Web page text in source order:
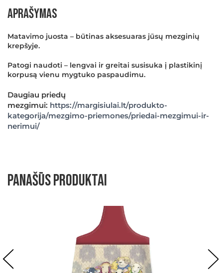
Aprašymas
Matavimo juosta – būtinas aksesuaras jūsų mezginių
krepšyje.
Patogi naudoti – lengvai ir greitai susisuka į plastikinį
korpusą vienu mygtuko paspaudimu.
Daugiau priedų
mezgimui: https://margisiulai.lt/produkto-
kategorija/mezgimo-priemones/priedai-mezgimui-ir-
nerimui/
Panašūs produktai